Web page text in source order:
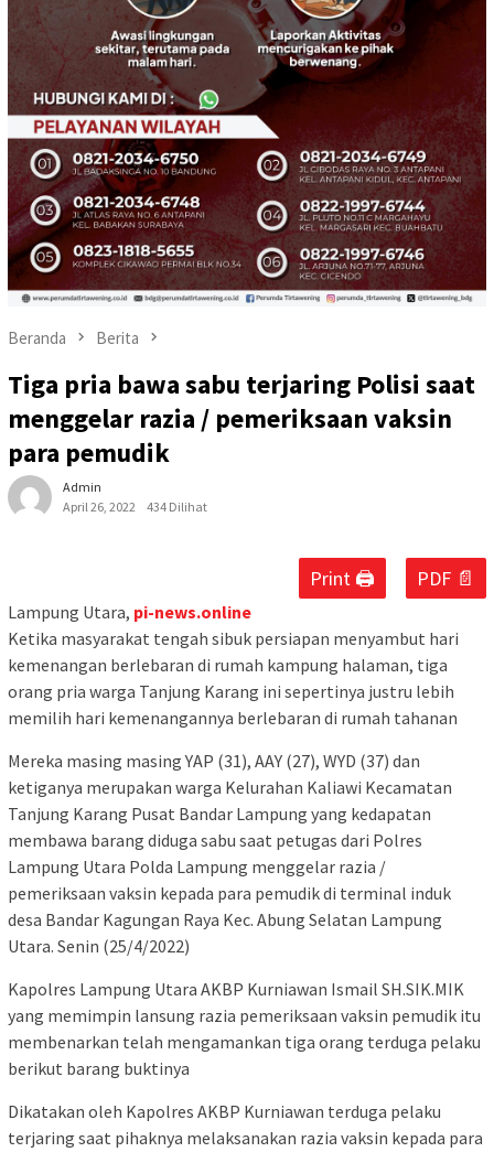
Beranda Berita
Tiga pria bawa sabu terjaring Polisi saat
menggelar razia / pemeriksaan vaksin
para pemudik
Admin
April 26, 2022
434 Dilihat
Print 🖨 PDF 📄
Lampung Utara, pi-news.online
Ketika masyarakat tengah sibuk persiapan menyambut hari
kemenangan berlebaran di rumah kampung halaman, tiga
orang pria warga Tanjung Karang ini sepertinya justru lebih
memilih hari kemenangannya berlebaran di rumah tahanan
Mereka masing masing YAP (31), AAY (27), WYD (37) dan
ketiganya merupakan warga Kelurahan Kaliawi Kecamatan
Tanjung Karang Pusat Bandar Lampung yang kedapatan
membawa barang diduga sabu saat petugas dari Polres
Lampung Utara Polda Lampung menggelar razia /
pemeriksaan vaksin kepada para pemudik di terminal induk
desa Bandar Kagungan Raya Kec. Abung Selatan Lampung
Utara. Senin (25/4/2022)
Kapolres Lampung Utara AKBP Kurniawan Ismail SH.SIK.MIK
yang memimpin lansung razia pemeriksaan vaksin pemudik itu
membenarkan telah mengamankan tiga orang terduga pelaku
berikut barang buktinya
Dikatakan oleh Kapolres AKBP Kurniawan terduga pelaku
terjaring saat pihaknya melaksanakan razia vaksin kepada para